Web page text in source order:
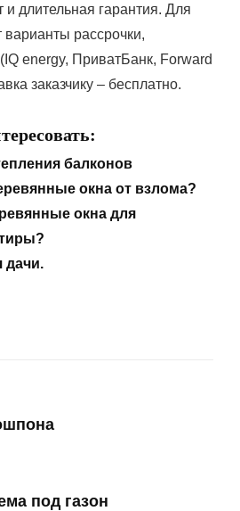
и длительная гарантия. Для
варианты рассрочки,
energy, ПриватБанк, Forward
заказчику – бесплатно.
балконов
окна от взлома?
окна для
дачи.
под газон